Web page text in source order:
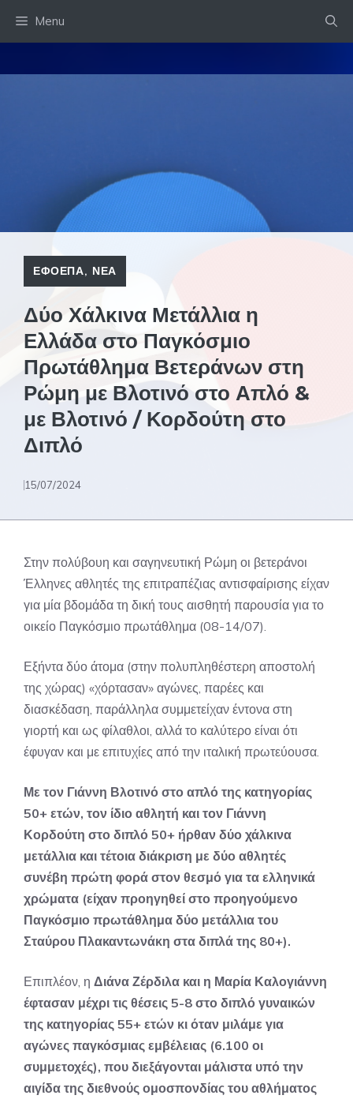
Menu
ΕΦΟΕΠΑ, ΝΕΑ
Δύο Χάλκινα Μετάλλια η
Ελλάδα στο Παγκόσμιο
Πρωτάθλημα Βετεράνων στη
Ρώμη με Βλοτινό στο Απλό &
με Βλοτινό / Κορδούτη στο
Διπλό
15/07/2024
Στην πολύβουη και σαγηνευτική Ρώμη οι βετεράνοι
Έλληνες αθλητές της επιτραπέζιας αντισφαίρισης είχαν
για μία βδομάδα τη δική τους αισθητή παρουσία για το
οικείο Παγκόσμιο πρωτάθλημα (08-14/07).
Εξήντα δύο άτομα (στην πολυπληθέστερη αποστολή
της χώρας) «χόρτασαν» αγώνες, παρέες και
διασκέδαση, παράλληλα συμμετείχαν έντονα στη
γιορτή και ως φίλαθλοι, αλλά το καλύτερο είναι ότι
έφυγαν και με επιτυχίες από την ιταλική πρωτεύουσα.
Με τον Γιάννη Βλοτινό στο απλό της κατηγορίας
50+ ετών, τον ίδιο αθλητή και τον Γιάννη
Κορδούτη στο διπλό 50+ ήρθαν δύο χάλκινα
μετάλλια και τέτοια διάκριση με δύο αθλητές
συνέβη πρώτη φορά στον θεσμό για τα ελληνικά
χρώματα (είχαν προηγηθεί στο προηγούμενο
Παγκόσμιο πρωτάθλημα δύο μετάλλια του
Σταύρου Πλακαντωνάκη στα διπλά της 80+).
Επιπλέον, η Διάνα Ζέρδιλα και η Μαρία Καλογιάννη
έφτασαν μέχρι τις θέσεις 5-8 στο διπλό γυναικών
της κατηγορίας 55+ ετών κι όταν μιλάμε για
αγώνες παγκόσμιας εμβέλειας (6.100 οι
συμμετοχές), που διεξάγονται μάλιστα υπό την
αιγίδα της διεθνούς ομοσπονδίας του αθλήματος